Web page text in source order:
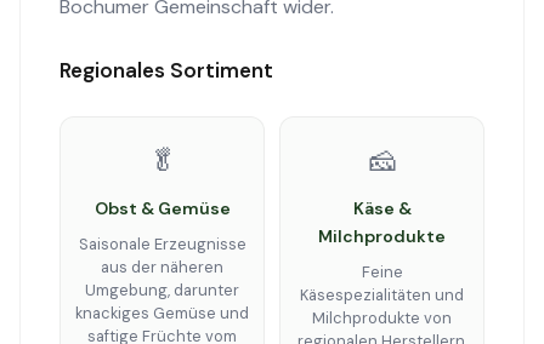
Bochumer Gemeinschaft wider.
Regionales Sortiment
🥬
Obst & Gemüse
Saisonale Erzeugnisse
aus der näheren
Umgebung, darunter
knackiges Gemüse und
saftige Früchte vom
🧀
Käse &
Milchprodukte
Feine
Käsespezialitäten und
Milchprodukte von